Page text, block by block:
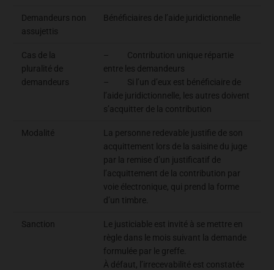
Demandeurs non
assujettis
Bénéficiaires de l’aide juridictionnelle
Cas de la
pluralité de
demandeurs
– Contribution unique répartie
entre les demandeurs
– Si l’un d’eux est bénéficiaire de
l’aide juridictionnelle, les autres doivent
s’acquitter de la contribution
Modalité
La personne redevable justifie de son
acquittement lors de la saisine du juge
par la remise d’un justificatif de
l’acquittement de la contribution par
voie électronique, qui prend la forme
d’un timbre.
Sanction
Le justiciable est invité à se mettre en
règle dans le mois suivant la demande
formulée par le greffe.
À défaut, l’irrecevabilité est constatée